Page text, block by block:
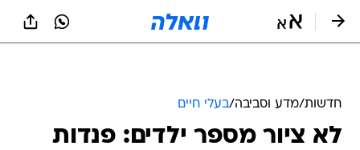
חדשות/מדע וסביבה/בעלי חיים
לא ציור מספר ילדים: פנדות